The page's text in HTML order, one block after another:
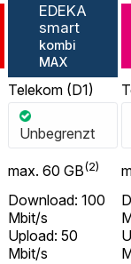
EDEKA
smart
kombi
MAX
Telekom (D1)
Unbegrenzt
max. 60 GB(2)
Download: 100
Mbit/s
Upload: 50
Mbit/s